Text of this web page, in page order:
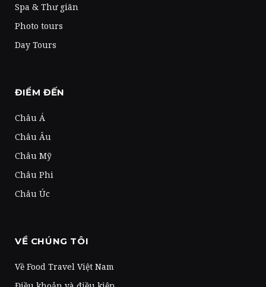
Spa & Thư giãn
Photo tours
Day Tours
ĐIỂM ĐẾN
Châu Á
Châu Âu
Châu Mỹ
Châu Phi
Châu Úc
VỀ CHÚNG TÔI
Về Food Travel Việt Nam